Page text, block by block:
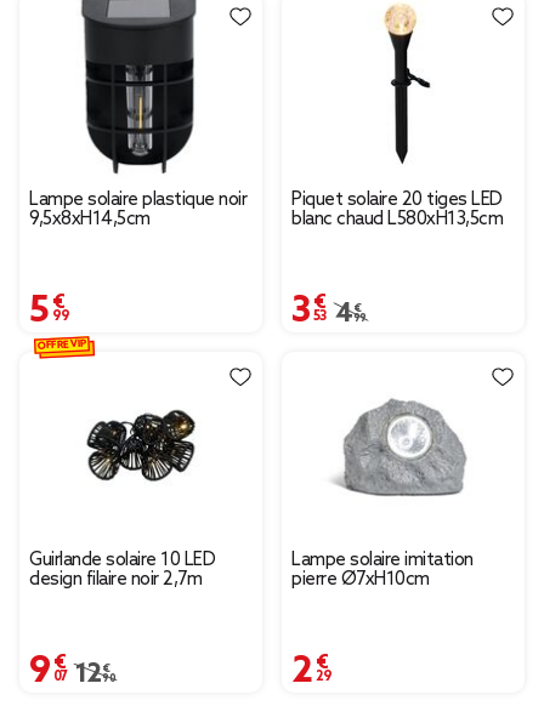
Lampe solaire plastique noir
9,5x8xH14,5cm
5,99 €
Piquet solaire 20 tiges LED
blanc chaud L580xH13,5cm
3,53 €
Prix remisé de 4,99 € à
4,99 €
Guirlande solaire 10 LED
design filaire noir 2,7m
9,07 €
Prix remisé de 12,90 € à 9,07 €
12,90 €
OFFRE VIP
Lampe solaire imitation
pierre Ø7xH10cm
2,29 €